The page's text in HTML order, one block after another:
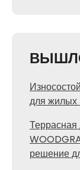
для
Террасная
решение